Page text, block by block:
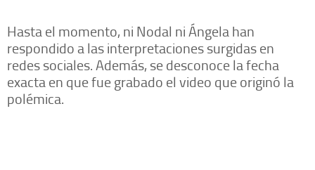
Hasta el momento, ni Nodal ni Ángela han
respondido a las interpretaciones surgidas en
redes sociales. Además, se desconoce la fecha
exacta en que fue grabado el video que originó la
polémica.